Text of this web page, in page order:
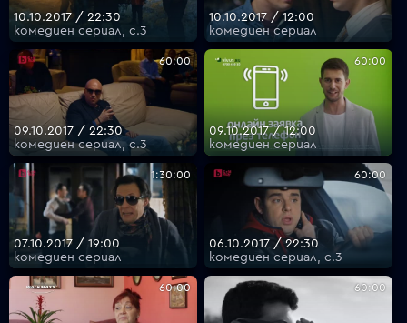
10.10.2017 / 22:30
комедиен сериал, с.3
10.10.2017 / 12:00
комедиен сериал
60:00
09.10.2017 / 22:30
комедиен сериал, с.3
60:00
09.10.2017 / 12:00
комедиен сериал
1:30:00
07.10.2017 / 19:00
комедиен сериал
60:00
06.10.2017 / 22:30
комедиен сериал, с.3
60:00 60:00